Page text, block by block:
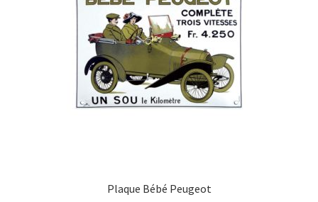
Une histoire de plaques émaillées
Plaque Bébé Peugeot